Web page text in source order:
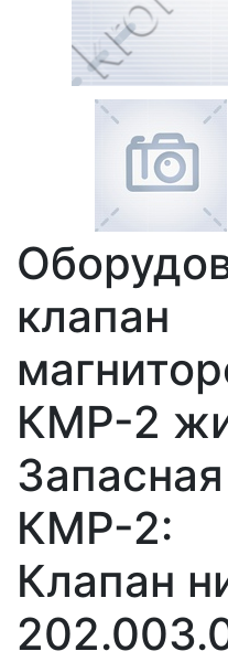
клапан
КМР-2
КМР-2:
Клапан